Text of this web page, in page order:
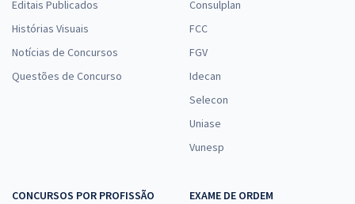
Editais Publicados
Histórias Visuais
Notícias de Concursos
Questões de Concurso
Consulplan
FCC
FGV
Idecan
Selecon
Uniase
Vunesp
CONCURSOS POR PROFISSÃO EXAME DE ORDEM